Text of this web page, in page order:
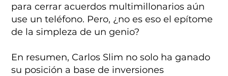
para cerrar acuerdos multimillonarios aún
use un teléfono. Pero, ¿no es eso el epítome
de la simpleza de un genio?
En resumen, Carlos Slim no solo ha ganado
su posición a base de inversiones